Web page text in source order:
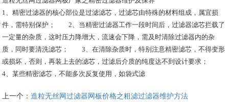
1、精密过滤器的核心部位是过滤滤芯，过滤芯由特殊的材料组成，属宜损
件，需特别保护； 2、当精密过滤器工作一段时间后，过滤器滤芯拦载了
一定量的杂质，这时压力降增大，流速会下降，需及时清除过滤器内的杂
质，同时要清洗滤芯； 3、在清除杂质时，特别注意精密滤芯，不得变形
或损坏，否则，再装上去的滤芯，过滤后介质的纯度达不到设计要求；
4、某些精密滤芯，不能多次反复使用，如袋式滤
上一个：造粒无丝网过滤器网板价格之粗滤过滤器维护方法